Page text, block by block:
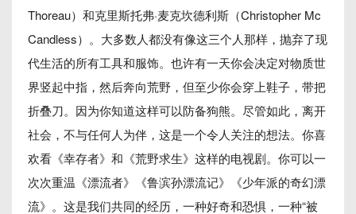
Thoreau）和克里斯托弗·麦克坎德利斯（Christopher Mc
Candless）。大多数人都没有像这三个人那样，抛弃了现
代生活的所有工具和服饰。也许有一天你会决定对物质世
界竖起中指，然后奔向荒野，但至少你会穿上鞋子，带把
折叠刀。因为你知道这样可以防备狗熊。尽管如此，离开
社会，不与任何人为伴，这是一个令人关注的想法。你喜
欢看《幸存者》和《荒野求生》这样的电视剧。你可以一
次次重温《漂流者》《鲁滨孙漂流记》《少年派的奇幻漂
流》。这是我们共同的经历，一种好奇和恐惧，一种“被